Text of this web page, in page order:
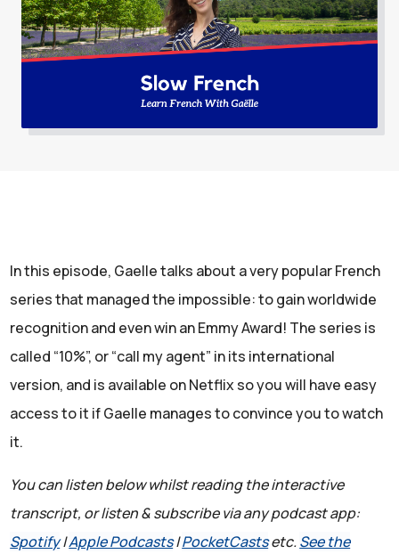
In this episode, Gaelle talks about a very popular French
series that managed the impossible: to gain worldwide
recognition and even win an Emmy Award! The series is
called “10%”, or “call my agent” in its international
version, and is available on Netflix so you will have easy
access to it if Gaelle manages to convince you to watch
it.
You can listen below whilst reading the interactive
transcript, or listen & subscribe via any podcast app:
Spotify|Apple Podcasts|PocketCastsetc.See the